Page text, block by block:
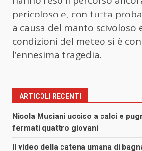
pericoloso e, con tutta
a causa del manto scivoloso
condizioni del meteo si è
l’ennesima tragedia.
ARTICOLI RECENTI
Nicola Musiani ucciso a calci e
fermati quattro giovani
Il video della catena umana di